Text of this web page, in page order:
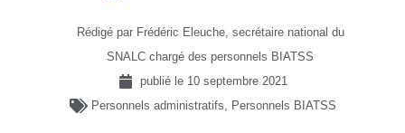
Rédigé par Frédéric Eleuche, secrétaire national du
SNALC chargé des personnels BIATSS
publié le 10 septembre 2021
Personnels administratifs, Personnels BIATSS